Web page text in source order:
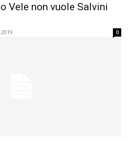
Vele non vuole Salvini
0